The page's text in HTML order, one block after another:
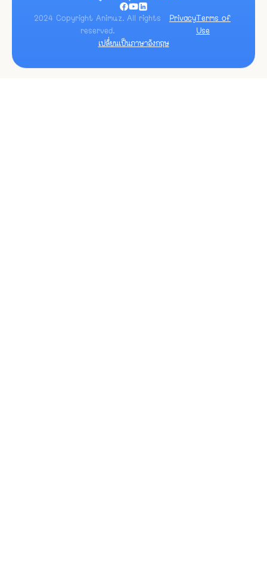
2024 Copyright Animuz. All rights
reserved.
PrivacyTerms of
Use
เปลี่ยนเป็นภาษาอังกฤษ